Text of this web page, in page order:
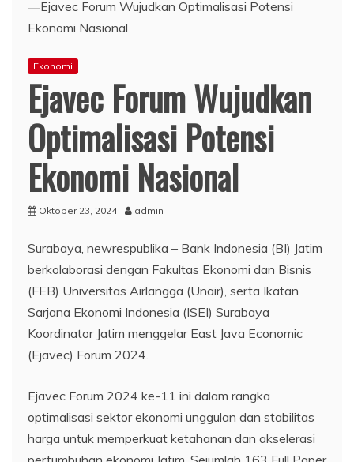
Ekonomi
Ejavec Forum Wujudkan
Optimalisasi Potensi
Ekonomi Nasional
Oktober 23, 2024 admin
Surabaya, newrespublika – Bank Indonesia (BI) Jatim
berkolaborasi dengan Fakultas Ekonomi dan Bisnis
(FEB) Universitas Airlangga (Unair), serta Ikatan
Sarjana Ekonomi Indonesia (ISEI) Surabaya
Koordinator Jatim menggelar East Java Economic
(Ejavec) Forum 2024.
Ejavec Forum 2024 ke-11 ini dalam rangka
optimalisasi sektor ekonomi unggulan dan stabilitas
harga untuk memperkuat ketahanan dan akselerasi